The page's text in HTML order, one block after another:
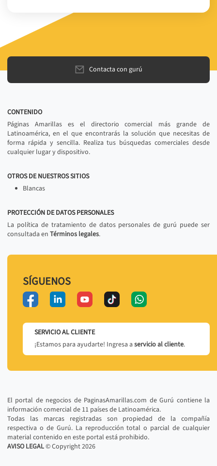
Contacta con gurú
CONTENIDO
Páginas Amarillas es el directorio comercial más grande de
Latinoamérica, en el que encontrarás la solución que necesitas de
forma rápida y sencilla. Realiza tus búsquedas comerciales desde
cualquier lugar y dispositivo.
OTROS DE NUESTROS SITIOS
Blancas
PROTECCIÓN DE DATOS PERSONALES
La política de tratamiento de datos personales de gurú puede ser
consultada en Términos legales.
SÍGUENOS
SERVICIO AL CLIENTE
¡Estamos para ayudarte! Ingresa a servicio al cliente.
El portal de negocios de PaginasAmarillas.com de Gurú contiene la
información comercial de 11 países de Latinoamérica.
Todas las marcas registradas son propiedad de la compañía
respectiva o de Gurú. La reproducción total o parcial de cualquier
material contenido en este portal está prohibido.
AVISO LEGAL© Copyright2026